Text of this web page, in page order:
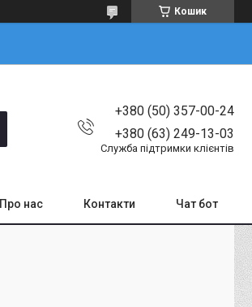
Кошик
+380 (50) 357-00-24
+380 (63) 249-13-03
Служба підтримки клієнтів
Про нас Контакти Чат бот